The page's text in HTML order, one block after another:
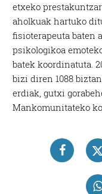
etxeko
aholkuak hartuko
fisioterapeuta baten
psikologikoa
batek koordinatuta.
bizi diren 1088
erdiak, gutxi
Mankomunitateko